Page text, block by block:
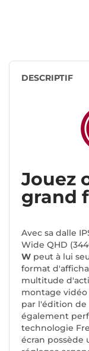
DESCRIPTIF
Jouez
grand
Avec sa dalle
Wide QHD
W peut à lui
format
multitude
montage vidéo
par l'édition de
également
technologie
écran possède